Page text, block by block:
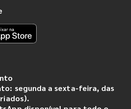
segunda a sexta-feira, das